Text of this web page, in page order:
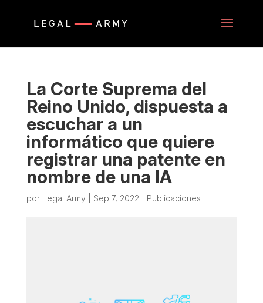
La Corte Suprema del
Reino Unido, dispuesta a
escuchar a un
informático que quiere
registrar una patente en
nombre de una IA
por Legal Army Sep 7, 2022 Publicaciones